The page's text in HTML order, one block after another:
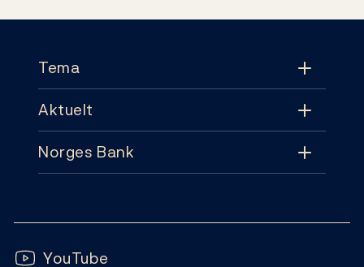
Tema
Tema
Pengepolitikk
Aktuelt
Aktuelt
Publikasjoner
Norges Bank
Abonnement
Følg oss:
YouTube